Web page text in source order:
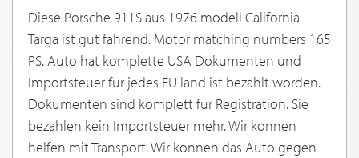
Diese Porsche 911S aus 1976 modell California
Targa ist gut fahrend. Motor matching numbers 165
PS. Auto hat komplette USA Dokumenten und
Importsteuer fur jedes EU land ist bezahlt worden.
Dokumenten sind komplett fur Registration. Sie
bezahlen kein Importsteuer mehr. Wir konnen
helfen mit Transport. Wir konnen das Auto gegen